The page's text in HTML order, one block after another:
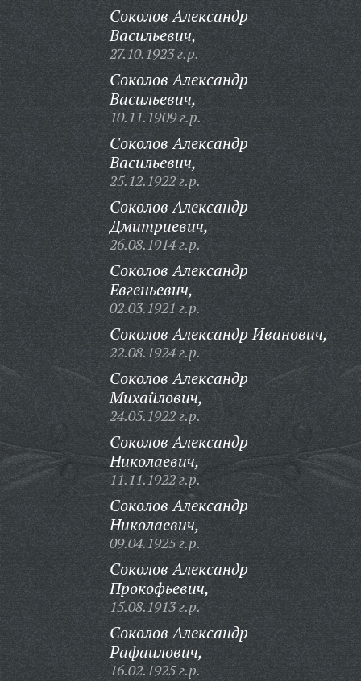
Соколов Александр
Васильевич,
27.10.1923 г.р.
Соколов Александр
Васильевич,
10.11.1909 г.р.
Соколов Александр
Васильевич,
25.12.1922 г.р.
Соколов Александр
Дмитриевич,
26.08.1914 г.р.
Соколов Александр
Евгеньевич,
02.03.1921 г.р.
Соколов Александр Иванович,
22.08.1924 г.р.
Соколов Александр
Михайлович,
24.05.1922 г.р.
Соколов Александр
Николаевич,
11.11.1922 г.р.
Соколов Александр
Николаевич,
09.04.1925 г.р.
Соколов Александр
Прокофьевич,
15.08.1913 г.р.
Соколов Александр
Рафаилович,
16.02.1925 г.р.